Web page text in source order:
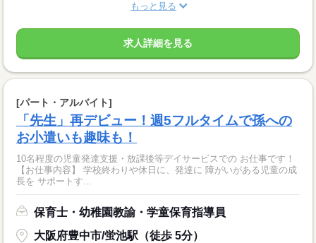
もっと見る
求人詳細を見る
[パート・アルバイト]
「先生」再デビュー！週5フルタイムで孫への
お小遣いも趣味も！
10名程度の児童発達支援・放課後等デイサービスでの お仕事です！
【お仕事内容】 学校終わりや休日に、発達に 障がいがある児童の成
長を サポートす...
保育士・幼稚園教諭・学童保育指導員
大阪府豊中市/蛍池駅（徒歩 5分）